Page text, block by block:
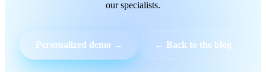
our specialists.
Personalized demo → ← Back to the blog